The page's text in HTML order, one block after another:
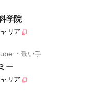
学院
リア
・歌い手
ー
リア